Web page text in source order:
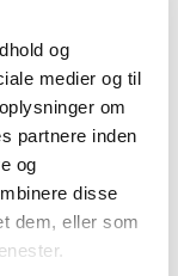
og
medier og til
om
partnere inden
og
disse
dem, eller som